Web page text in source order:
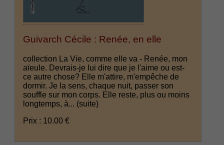
Guivarch Cécile : Renée, en elle
collection La Vie, comme elle va - Renée, mon
aïeule. Devrais-je lui dire que je l'aime ou est-
ce autre chose? Elle m'attire, m'empêche de
dormir. Je la sens, chaque nuit, passer son
souffle sur mon corps. Elle reste, plus ou moins
longtemps, à... (suite)
Prix : 10.00 €